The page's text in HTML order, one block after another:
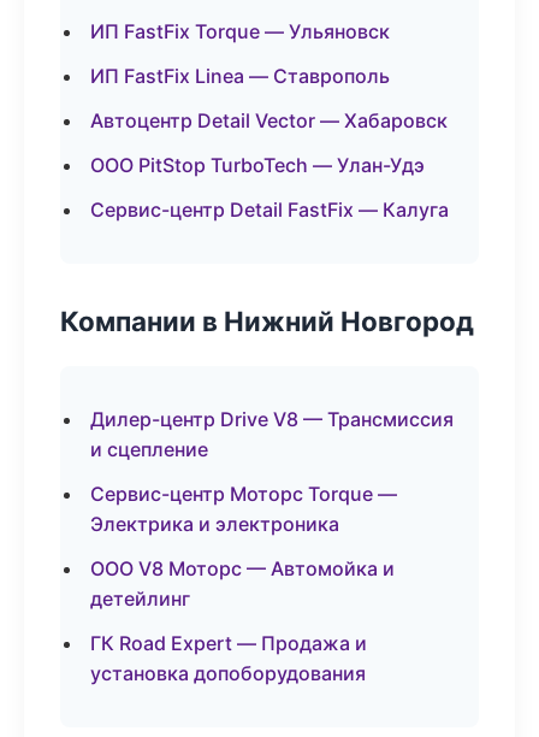
ИП FastFix Torque — Ульяновск
ИП FastFix Linea — Ставрополь
Автоцентр Detail Vector — Хабаровск
ООО PitStop TurboTech — Улан-Удэ
Сервис-центр Detail FastFix — Калуга
Компании в Нижний Новгород
Дилер-центр Drive V8 — Трансмиссия
и сцепление
Сервис-центр Моторс Torque —
Электрика и электроника
ООО V8 Моторс — Автомойка и
детейлинг
ГК Road Expert — Продажа и
установка допоборудования